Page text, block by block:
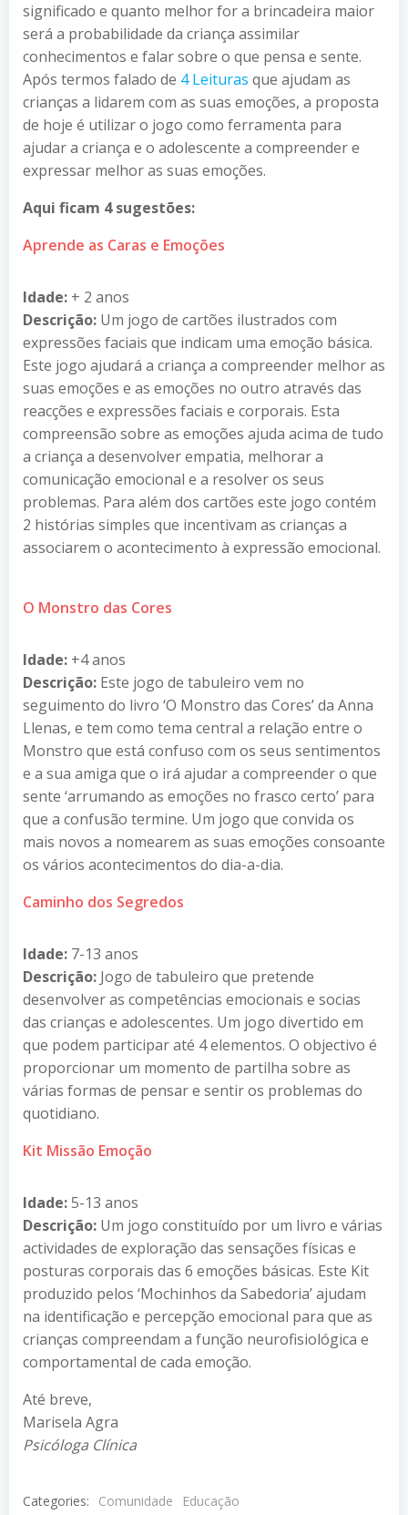
significado e quanto melhor for a brincadeira maior
será a probabilidade da criança assimilar
conhecimentos e falar sobre o que pensa e sente.
Após termos falado de 4 Leituras que ajudam as
crianças a lidarem com as suas emoções, a proposta
de hoje é utilizar o jogo como ferramenta para
ajudar a criança e o adolescente a compreender e
expressar melhor as suas emoções.
Aqui ficam 4 sugestões:
Aprende as Caras e Emoções
Idade: + 2 anos
Descrição: Um jogo de cartões ilustrados com
expressões faciais que indicam uma emoção básica.
Este jogo ajudará a criança a compreender melhor as
suas emoções e as emoções no outro através das
reacções e expressões faciais e corporais. Esta
compreensão sobre as emoções ajuda acima de tudo
a criança a desenvolver empatia, melhorar a
comunicação emocional e a resolver os seus
problemas. Para além dos cartões este jogo contém
2 histórias simples que incentivam as crianças a
associarem o acontecimento à expressão emocional.
O Monstro das Cores
Idade: +4 anos
Descrição: Este jogo de tabuleiro vem no
seguimento do livro ‘O Monstro das Cores’ da Anna
Llenas, e tem como tema central a relação entre o
Monstro que está confuso com os seus sentimentos
e a sua amiga que o irá ajudar a compreender o que
sente ‘arrumando as emoções no frasco certo’ para
que a confusão termine. Um jogo que convida os
mais novos a nomearem as suas emoções consoante
os vários acontecimentos do dia-a-dia.
Caminho dos Segredos
Idade: 7-13 anos
Descrição: Jogo de tabuleiro que pretende
desenvolver as competências emocionais e socias
das crianças e adolescentes. Um jogo divertido em
que podem participar até 4 elementos. O objectivo é
proporcionar um momento de partilha sobre as
várias formas de pensar e sentir os problemas do
quotidiano.
Kit Missão Emoção
Idade:5-13 anos
Descrição: Um jogo constituído por um livro e várias
actividades de exploração das sensações físicas e
posturas corporais das 6 emoções básicas. Este Kit
produzido pelos ‘Mochinhos da Sabedoria’ ajudam
na identificação e percepção emocional para que as
crianças compreendam a função neurofisiológica e
comportamental de cada emoção.
Até breve,
Marisela Agra
Psicóloga Clínica
Categories: Comunidade Educação